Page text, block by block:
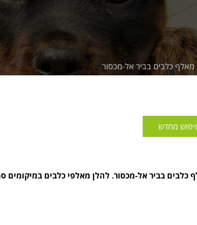
מאלף כלבים בביר אל-מכסור
מחדש
כלבים בביר אל-מכסור. להלן מאלפי כלבים במיקומים